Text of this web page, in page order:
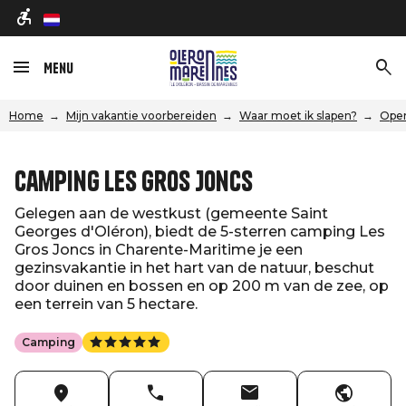
nl
Menu
Home Mijn vakantie voorbereiden Waar moet ik slapen?
Camping Les Gros Joncs
Gelegen aan de westkust (gemeente Saint
Georges d'Oléron), biedt de 5-sterren camping Les
Gros Joncs in Charente-Maritime je een
gezinsvakantie in het hart van de natuur, beschut
door duinen en bossen en op 200 m van de zee, op
een terrein van 5 hectare.
Camping